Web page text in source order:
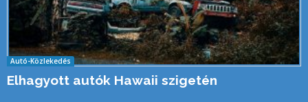
Autó-Közlekedés
Elhagyott autók Hawaii szigetén